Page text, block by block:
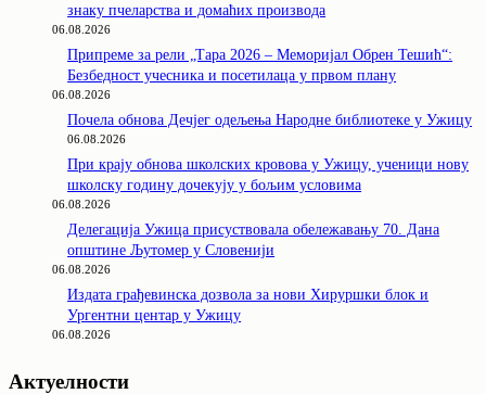
знаку пчеларства и домаћих производа
06.08.2026
Припреме за рели „Тара 2026 – Меморијал Обрен Тешић“:
Безбедност учесника и посетилаца у првом плану
06.08.2026
Почела обнова Дечјег одељења Народне библиотеке у Ужицу
06.08.2026
При крају обнова школских кровова у Ужицу, ученици нову
школску годину дочекују у бољим условима
06.08.2026
Делегација Ужица присуствовала обележавању 70. Дана
општине Љутомер у Словенији
06.08.2026
Издата грађевинска дозвола за нови Хируршки блок и
Ургентни центар у Ужицу
06.08.2026
Актуелности